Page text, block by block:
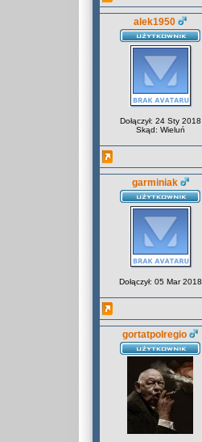
alek1950
Dołączył: 24 Sty 2018
Skąd: Wieluń
garminiak
Dołączył: 05 Mar 2018
gortatpolregio